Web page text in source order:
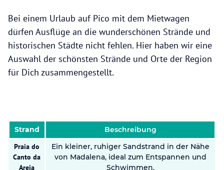
Bei einem Urlaub auf Pico mit dem Mietwagen
dürfen Ausflüge an die wunderschönen Strände und
historischen Städte nicht fehlen. Hier haben wir eine
Auswahl der schönsten Strände und Orte der Region
für Dich zusammengestellt.
Strand
Beschreibung
Praia do
Canto da
Areia
Ein kleiner, ruhiger Sandstrand in der Nähe
von Madalena, ideal zum Entspannen und
Schwimmen.